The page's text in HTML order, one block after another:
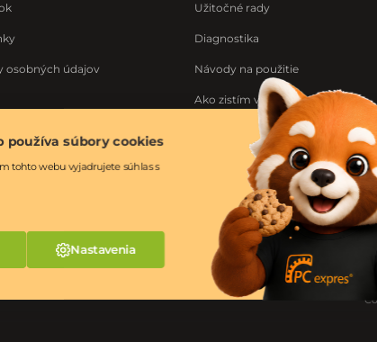
používa súbory cookies
tohto webu vyjadrujete súhlas s
Nastavenia
osobných údajov
Užitočné rady
Diagnostika
Návody na použitie
Ako zistím výrobné číslo
Ponuka práce